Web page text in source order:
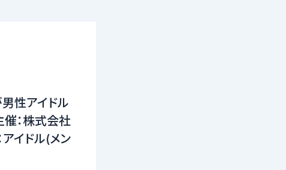
性アイドル
催：株式会社
アイドル(メン